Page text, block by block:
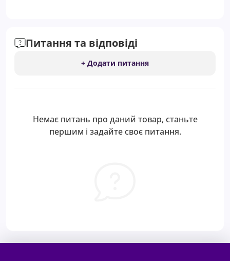
Питання та відповіді
+ Додати питання
Немає питань про даний товар, станьте
першим і задайте своє питання.